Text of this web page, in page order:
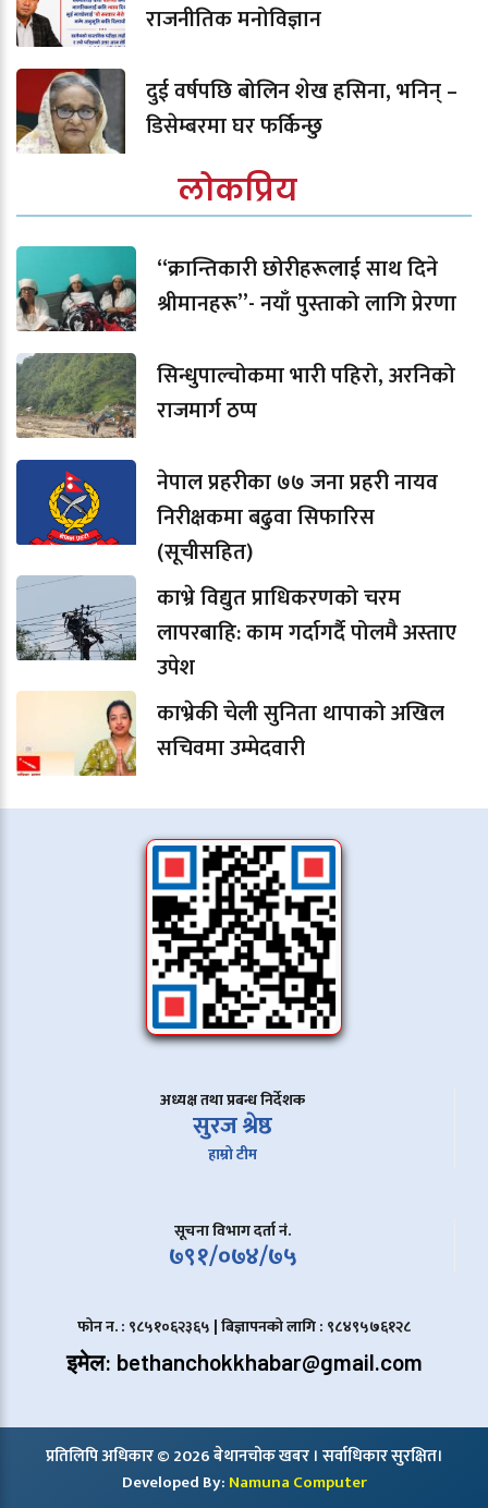
राजनीतिक मनोविज्ञान
दुई वर्षपछि बोलिन शेख हसिना, भनिन् –
डिसेम्बरमा घर फर्किन्छु
लोकप्रिय
“क्रान्तिकारी छोरीहरूलाई साथ दिने
श्रीमानहरू”- नयाँ पुस्ताको लागि प्रेरणा
सिन्धुपाल्चोकमा भारी पहिरो, अरनिको
राजमार्ग ठप्प
नेपाल प्रहरीका ७७ जना प्रहरी नायव
निरीक्षकमा बढुवा सिफारिस
(सूचीसहित)
काभ्रे विद्युत प्राधिकरणको चरम
लापरबाहि: काम गर्दागर्दै पोलमै अस्ताए
उपेश
काभ्रेकी चेली सुनिता थापाको अखिल
सचिवमा उम्मेदवारी
अध्यक्ष तथा प्रबन्ध निर्देशक
सुरज श्रेष्ठ
हाम्रो टीम
सूचना विभाग दर्ता नं.
७९१/०७४/७५
फोन न. : ९८५१०६२३६५ | बिज्ञापनको लागि : ९८४९५७६१२८
इमेल: bethanchokkhabar@gmail.com
प्रतिलिपि अधिकार © 2026 बेथानचोक खबर । सर्वाधिकार सुरक्षित।
Developed By: Namuna Computer